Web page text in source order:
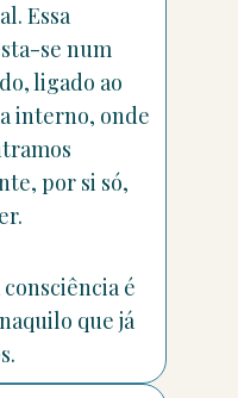
Essa
se num
ligado ao
interno, onde
por si só,
é
que já